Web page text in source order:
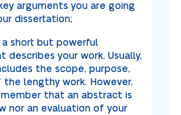
arguments you are going
dissertation;
a short but powerful
your work. Usually,
the scope, purpose,
lengthy work. However,
that an abstract is
nor an evaluation of your